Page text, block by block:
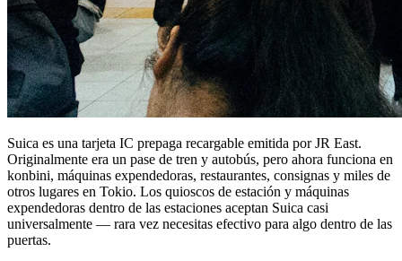
Suica es una tarjeta IC prepaga recargable emitida por JR East.
Originalmente era un pase de tren y autobús, pero ahora funciona en
konbini, máquinas expendedoras, restaurantes, consignas y miles de
otros lugares en Tokio. Los quioscos de estación y máquinas
expendedoras dentro de las estaciones aceptan Suica casi
universalmente — rara vez necesitas efectivo para algo dentro de las
puertas.